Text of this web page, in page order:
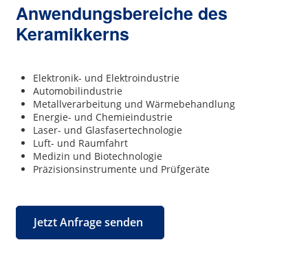
Anwendungsbereiche des
Keramikkerns
Elektronik- und Elektroindustrie
Automobilindustrie
Metallverarbeitung und Wärmebehandlung
Energie- und Chemieindustrie
Laser- und Glasfasertechnologie
Luft- und Raumfahrt
Medizin und Biotechnologie
Präzisionsinstrumente und Prüfgeräte
Jetzt Anfrage senden